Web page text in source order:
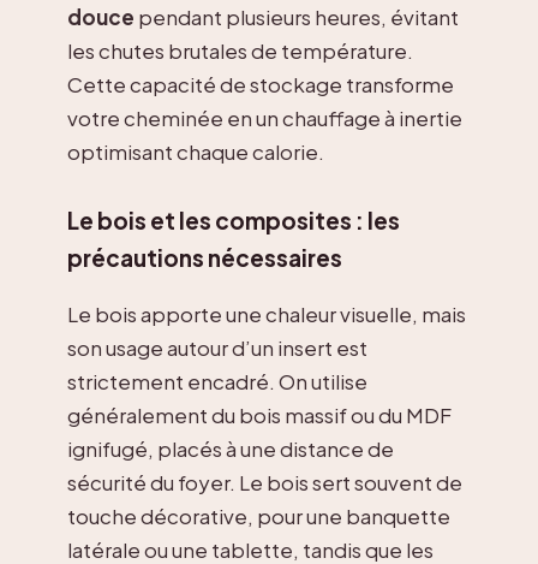
douce pendant plusieurs heures, évitant
les chutes brutales de température.
Cette capacité de stockage transforme
votre cheminée en un chauffage à inertie
optimisant chaque calorie.
Le bois et les composites : les
précautions nécessaires
Le bois apporte une chaleur visuelle, mais
son usage autour d’un insert est
strictement encadré. On utilise
généralement du bois massif ou du MDF
ignifugé, placés à une distance de
sécurité du foyer. Le bois sert souvent de
touche décorative, pour une banquette
latérale ou une tablette, tandis que les